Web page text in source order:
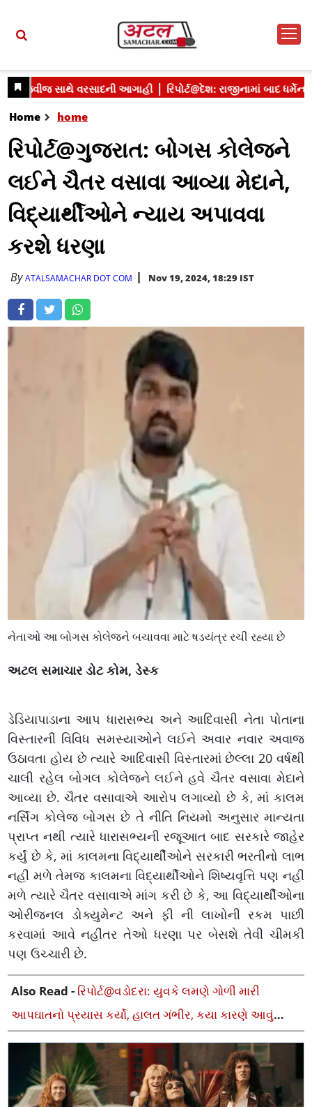
Home home
રિપોર્ટ@ગુજરાત: બોગસ કોલેજને
લઈને ચૈતર વસાવા આવ્યા મેદાને,
વિદ્યાર્થીઓને ન્યાય અપાવવા
કરશે ધરણા
ByATALSAMACHAR DOT COM Nov 19, 2024, 18:29 IST
નેતાઓ આ બોગસ કોલેજને બચાવવા માટે ષડયંત્ર રચી રહ્યા છે
અટલ સમાચાર ડોટ કોમ, ડેસ્ક
ડેડિયાપાડાના આપ ધારાસભ્ય અને આદિવાસી નેતા પોતાના
વિસ્તારની વિવિધ સમસ્યાઓને લઈને અવાર નવાર અવાજ
ઉઠાવતા હોય છે ત્યારે આદિવાસી વિસ્તારમાં છેલ્લા 20 વર્ષથી
ચાલી રહેલ બોગલ કોલેજને લઈને હવે ચૈતર વસાવા મેદાને
આવ્યા છે. ચૈતર વસાવાએ આરોપ લગાવ્યો છે કે, માં કાલમ
નર્સિંગ કોલેજ બોગસ છે તે નીતિ નિયમો અનુસાર માન્યતા
પ્રાપ્ત નથી ત્યારે ધારાસભ્યની રજૂઆત બાદ સરકારે જાહેર
કર્યું છે કે, માં કાલમના વિદ્યાર્થીઓને સરકારી ભરતીનો લાભ
નહીં મળે તેમજ કાલમના વિદ્યાર્થીઓને શિષ્યવૃત્તિ પણ નહીં
મળે ત્યારે ચૈતર વસાવાએ માંગ કરી છે કે, આ વિદ્યાર્થીઓના
ઓરીજનલ ડોક્યુમેન્ટ અને ફી ની લાખોની રકમ પાછી
કરવામાં આવે નહીંતર તેઓ ધરણા પર બેસશે તેવી ચીમકી
પણ ઉચ્ચારી છે.
Also Read - રિપોર્ટ@વડોદરા: યુવકે લમણે ગોળી મારી
આપઘાતનો પ્રયાસ કર્યો, હાલત ગંભીર, કયા કારણે આવું
પગલું ભર્યું ?